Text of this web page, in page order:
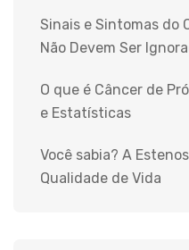
Sinais e Sintomas do
Não Devem Ser
O que é Câncer de
e Estatísticas
Você sabia? A
Qualidade de Vida